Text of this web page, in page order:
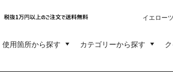
イエロー
使用箇所から探す カテゴリーから探す